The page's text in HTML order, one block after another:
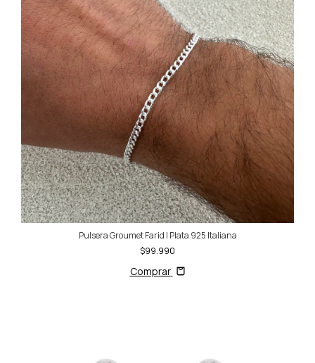
Pulsera Groumet Farid | Plata 925 Italiana
$99.990
Comprar